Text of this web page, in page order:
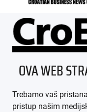
OVA WEB
Trebamo vaš
pristup našim